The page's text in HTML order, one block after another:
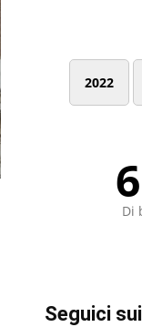
2022
Di
Seguici